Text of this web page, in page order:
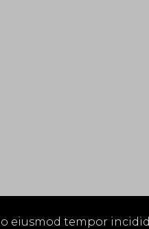
eiusmod tempor